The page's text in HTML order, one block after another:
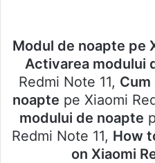
Modul de noapte pe
Activarea modului
Redmi Note 11,
noapte pe Xiaomi
modului de noapte
Redmi Note 11, How
on Xiaomi